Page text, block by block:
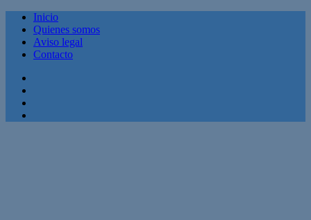
Inicio
Quienes somos
Aviso legal
Contacto